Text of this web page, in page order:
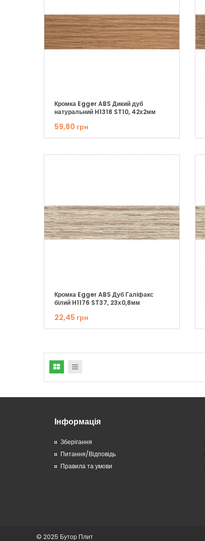
Кромка Egger ABS Дикий дуб
натуральний H1318 ST10, 42х2мм
59,80 грн
Кромка Egger ABS Дуб Галіфакс
білий H1176 ST37, 23х0,8мм
22,45 грн
Інформація
Зберігання
Питання/Відповідь
Правила та умови
© 2025 Бутор Плит